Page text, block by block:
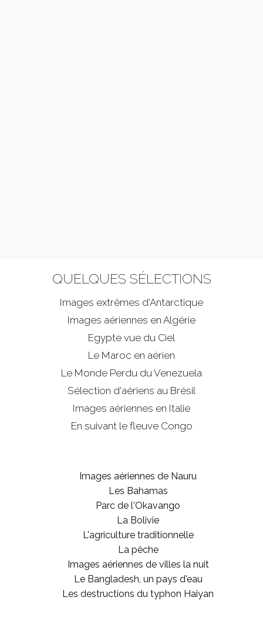
QUELQUES SÉLECTIONS
Images extrêmes d'Antarctique
Images aériennes en Algérie
Egypte vue du Ciel
Le Maroc en aérien
Le Monde Perdu du Venezuela
Sélection d'aériens au Brésil
Images aériennes en Italie
En suivant le fleuve Congo
Images aériennes de Nauru
Les Bahamas
Parc de l'Okavango
La Bolivie
L'agriculture traditionnelle
La pêche
Images aériennes de villes la nuit
Le Bangladesh, un pays d'eau
Les destructions du typhon Haiyan